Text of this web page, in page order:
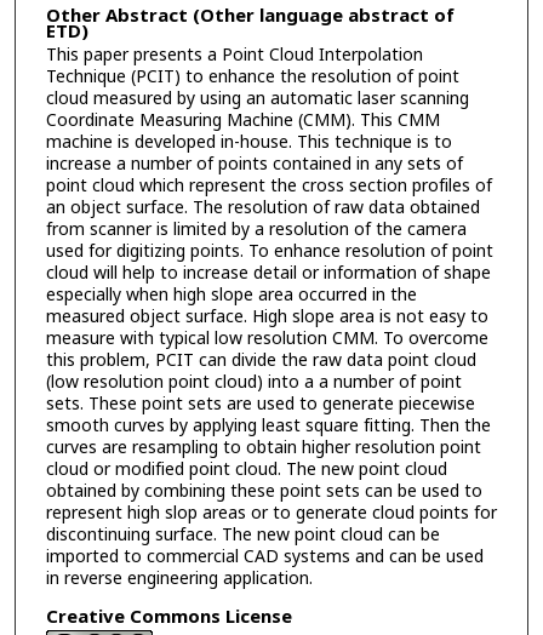
Other Abstract (Other language abstract of
ETD)
This paper presents a Point Cloud Interpolation
Technique (PCIT) to enhance the resolution of point
cloud measured by using an automatic laser scanning
Coordinate Measuring Machine (CMM). This CMM
machine is developed in-house. This technique is to
increase a number of points contained in any sets of
point cloud which represent the cross section profiles of
an object surface. The resolution of raw data obtained
from scanner is limited by a resolution of the camera
used for digitizing points. To enhance resolution of point
cloud will help to increase detail or information of shape
especially when high slope area occurred in the
measured object surface. High slope area is not easy to
measure with typical low resolution CMM. To overcome
this problem, PCIT can divide the raw data point cloud
(low resolution point cloud) into a a number of point
sets. These point sets are used to generate piecewise
smooth curves by applying least square fitting. Then the
curves are resampling to obtain higher resolution point
cloud or modified point cloud. The new point cloud
obtained by combining these point sets can be used to
represent high slop areas or to generate cloud points for
discontinuing surface. The new point cloud can be
imported to commercial CAD systems and can be used
in reverse engineering application.
Creative Commons License